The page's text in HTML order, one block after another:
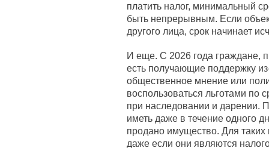
платить налог, минимальный
быть непрерывным. Если
другого лица, срок начинает
И еще. С 2026 года граждане,
есть получающие поддержку
общественное мнение или
воспользоваться льготами по
при наследовании и дарении.
иметь даже в течение одного
продано имущество. Для
даже если они являются